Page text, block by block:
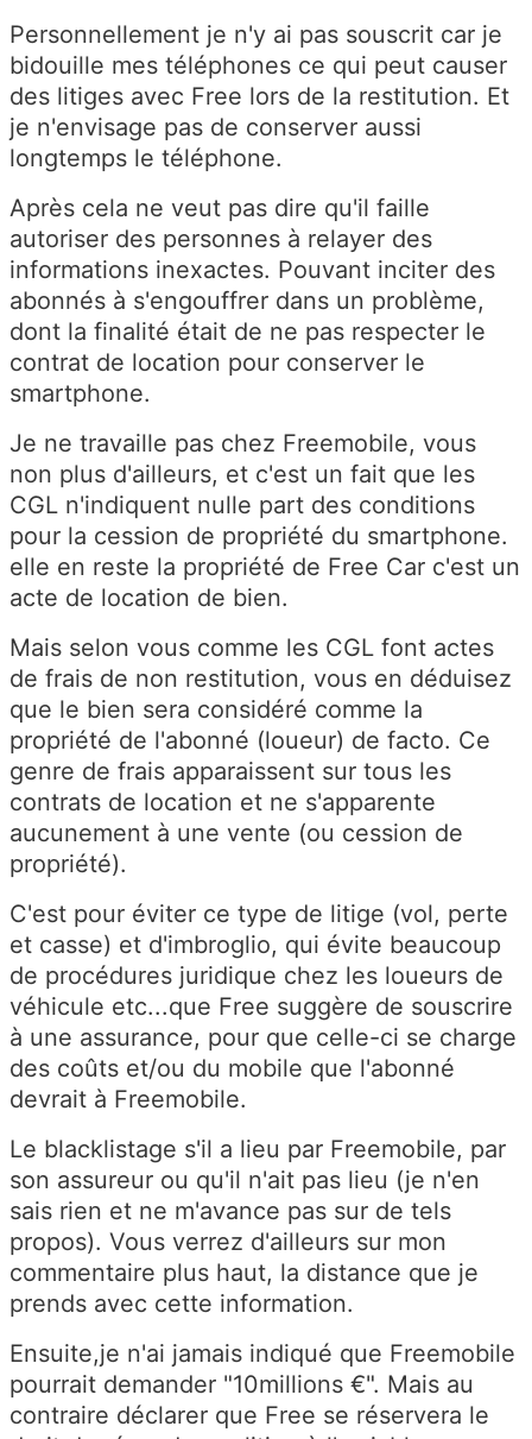
Personnellement je n'y ai pas souscrit car je
bidouille mes téléphones ce qui peut causer
des litiges avec Free lors de la restitution. Et
je n'envisage pas de conserver aussi
longtemps le téléphone.
Après cela ne veut pas dire qu'il faille
autoriser des personnes à relayer des
informations inexactes. Pouvant inciter des
abonnés à s'engouffrer dans un problème,
dont la finalité était de ne pas respecter le
contrat de location pour conserver le
smartphone.
Je ne travaille pas chez Freemobile, vous
non plus d'ailleurs, et c'est un fait que les
CGL n'indiquent nulle part des conditions
pour la cession de propriété du smartphone.
elle en reste la propriété de Free Car c'est un
acte de location de bien.
Mais selon vous comme les CGL font actes
de frais de non restitution, vous en déduisez
que le bien sera considéré comme la
propriété de l'abonné (loueur) de facto. Ce
genre de frais apparaissent sur tous les
contrats de location et ne s'apparente
aucunement à une vente (ou cession de
propriété).
C'est pour éviter ce type de litige (vol, perte
et casse) et d'imbroglio, qui évite beaucoup
de procédures juridique chez les loueurs de
véhicule etc...que Free suggère de souscrire
à une assurance, pour que celle-ci se charge
des coûts et/ou du mobile que l'abonné
devrait à Freemobile.
Le blacklistage s'il a lieu par Freemobile, par
son assureur ou qu'il n'ait pas lieu (je n'en
sais rien et ne m'avance pas sur de tels
propos). Vous verrez d'ailleurs sur mon
commentaire plus haut, la distance que je
prends avec cette information.
Ensuite,je n'ai jamais indiqué que Freemobile
pourrait demander "10millions €". Mais au
contraire déclarer que Free se réservera le